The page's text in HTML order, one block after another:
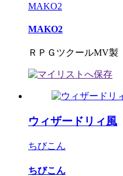
MAKO2
MAKO2
ＲＰＧツクールMV製
ウィザードリィ風
ちびこん
ちびこん